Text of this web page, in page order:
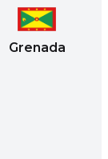
Grenada